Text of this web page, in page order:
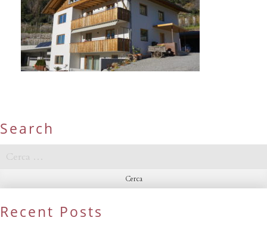
Search
Ricerca
per:
Recent Posts